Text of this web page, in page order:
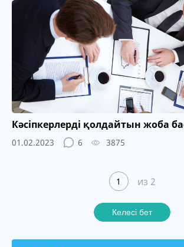
Кәсіпкерлерді қолдайтын жоба
01.02.2023 6 3875
1 из 2
Келесі бет